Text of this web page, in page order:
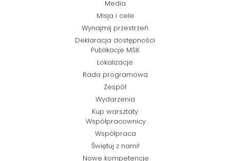
Media
Misja i cele
Wynajmij przestrzeń
Deklaracja dostępności
Publikacje MSK
Lokalizacje
Rada programowa
Zespół
Wydarzenia
Kup warsztaty
Współpracownicy
Współpraca
Świętuj z nami!
Nowe kompetencje